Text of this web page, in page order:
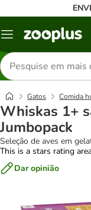
Menu
Pesquisar
produtos
Gatos Comida
Whiskas 1+
Jumbopack
Seleção de aves em
This is a stars rating
Dar opinião